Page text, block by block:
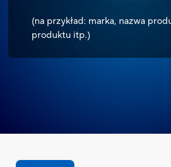
(na przykład: marka, nazwa
produktu itp.)